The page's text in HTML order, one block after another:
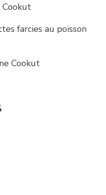
farcies au poisson
Cookut